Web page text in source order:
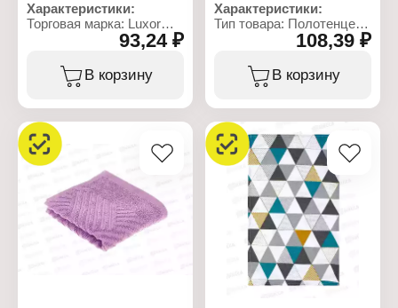
Характеристики:
Торговая марка: Luxor
Тип товара: Полотенце
Вид ткани: махровое
Размер: 30х60 см
Плотность: 400 г/кв.м
93,24 ₽
В корзину
Характеристики:
Тип товара: Полотенце
Модель: "Оливка"
Вид ткани: махровое
Размер: 30х60 см
Состав: 100% хлопок
108,39 ₽
В корзину